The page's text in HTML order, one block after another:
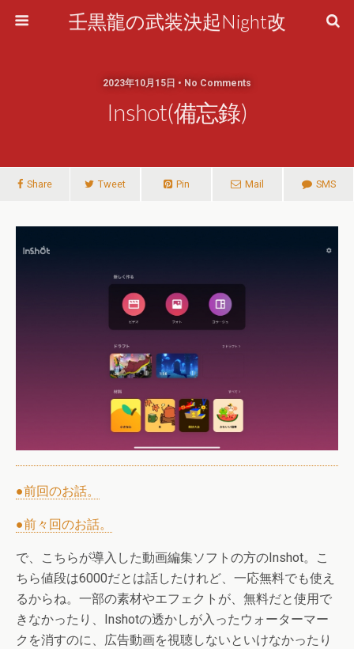
壬黒龍の武装決起Night改
2023年10月15日 • No Comments
Inshot(備忘錄)
Share Tweet Pin Mail SMS
●前回のお話。
●前々回のお話。
で、こちらが導入した動画編集ソフトの方のInshot。こ
ちら値段は6000だとは話したけれど、一応無料でも使え
るからね。一部の素材やエフェクトが、無料だと使用で
きなかったり、Inshotの透かしが入ったウォーターマー
クを消すのに、広告動画を視聴しないといけなかったり